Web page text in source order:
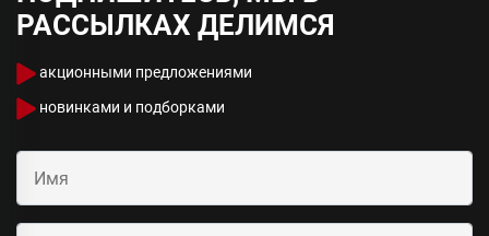
РАССЫЛКАХ ДЕЛИМСЯ
акционными предложениями
новинками и подборками